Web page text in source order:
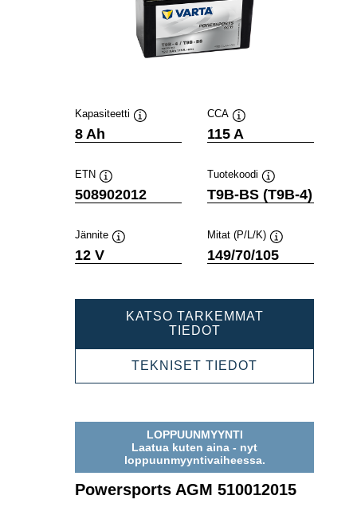
Kapasiteetti
8 Ah
CCA
Työkaluvihje
115 A
ETN
Työkaluvihje
508902012
Tuotekoodi
Työkaluvihje
T9B-BS (T9B-4)
Jännite
12 V
Mitat (P/L/K)
Työkaluvihje
149/70/105
KATSO TARKEMMAT
TIEDOTPOWERSPORTS
508902012
TEKNISET TIEDOT
LOPPUUNMYYNTI
Laatua kuten aina - nyt
loppuunmyyntivaiheessa.
Powersports AGM 510012015